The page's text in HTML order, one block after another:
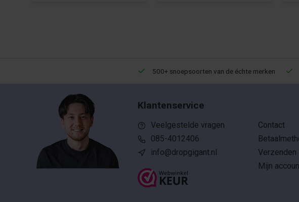
500+ snoepsoorten van de échte merken
Klantenservice
Veelgestelde vragen
085-4012406
info@dropgigant.nl
Contact
Verzenden
Mijn